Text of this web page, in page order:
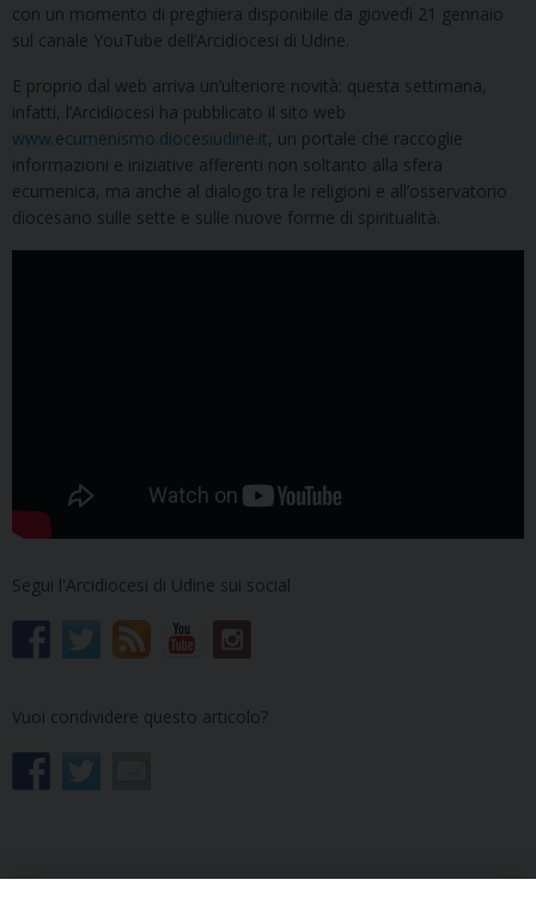
con un momento di preghiera disponibile da giovedì 21 gennaio
sul canale YouTube dell’Arcidiocesi di Udine.
E proprio dal web arriva un’ulteriore novità: questa settimana,
infatti, l’Arcidiocesi ha pubblicato il sito web
www.ecumenismo.diocesiudine.it, un portale che raccoglie
informazioni e iniziative afferenti non soltanto alla sfera
ecumenica, ma anche al dialogo tra le religioni e all’osservatorio
diocesano sulle sette e sulle nuove forme di spiritualità.
Segui l'Arcidiocesi di Udine sui social
Vuoi condividere questo articolo?